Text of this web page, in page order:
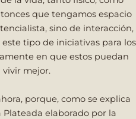
que tengamos espacio
sino de interacción,
tipo de iniciativas para los
en que estos puedan
vivir mejor.
porque, como se explica
elaborado por la